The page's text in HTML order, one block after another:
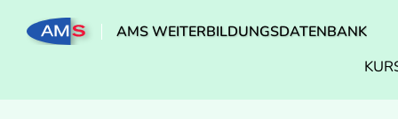
AMS WEITERBILDUNGSDATENBANK